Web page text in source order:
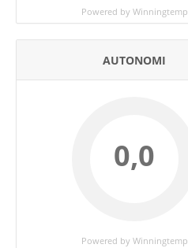
Powered by Winningtemp
AUTONOMI
0,0
Powered by Winningtemp